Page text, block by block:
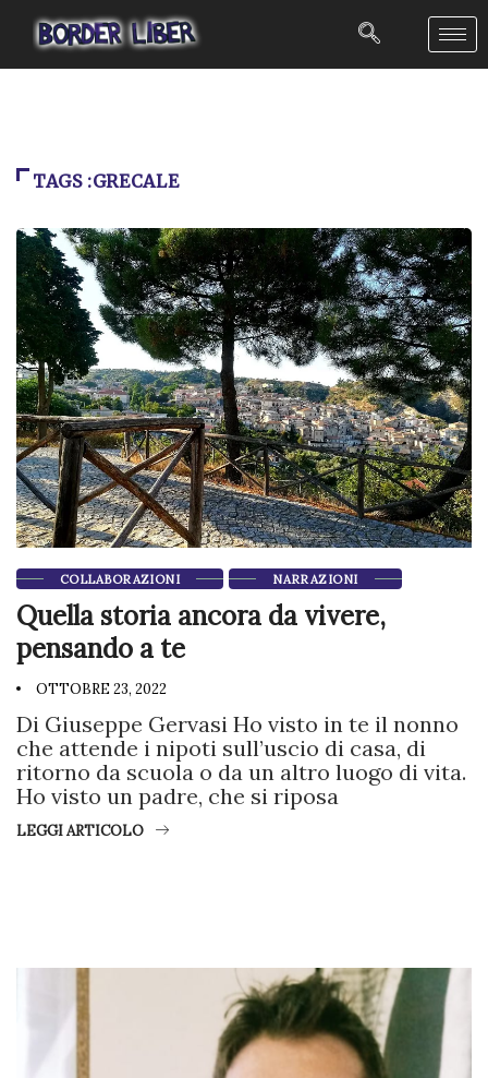
TAGS :GRECALE
COLLABORAZIONI NARRAZIONI
Quella storia ancora da vivere,
pensando a te
OTTOBRE 23, 2022
Di Giuseppe Gervasi Ho visto in te il nonno
che attende i nipoti sull’uscio di casa, di
ritorno da scuola o da un altro luogo di vita.
Ho visto un padre, che si riposa
LEGGI ARTICOLO